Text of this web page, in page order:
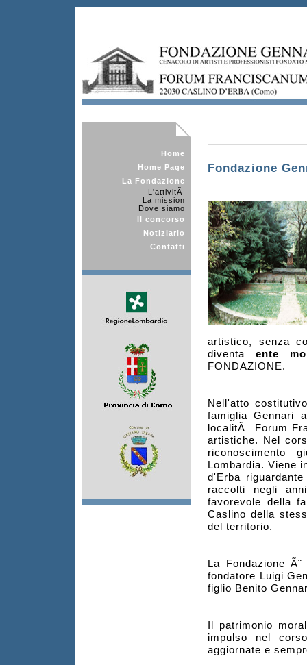
Home
Home Page
La Fondazione
L'attivitÃ
La mission
Dove siamo
Il concorso
Notiziario
Contatti
Fondazione
artistico, senza
diventa ente
FONDAZIONE.
Nell'atto
famiglia Gennari
localitÃ Forum
artistiche. Nel
riconoscimento
Lombardia. Viene
d'Erba
raccolti negli
favorevole della
Caslino della
del territorio.
La Fondazione
fondatore Luigi
figlio Benito
Il patrimonio
impulso nel
aggiornate e